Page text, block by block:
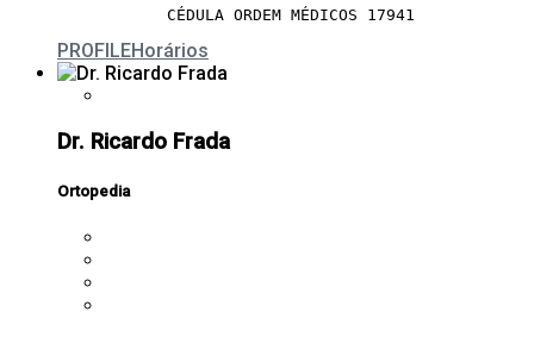
CÉDULA ORDEM MÉDICOS 17941
PROFILEHorários
Dr. Ricardo Frada
Ortopedia